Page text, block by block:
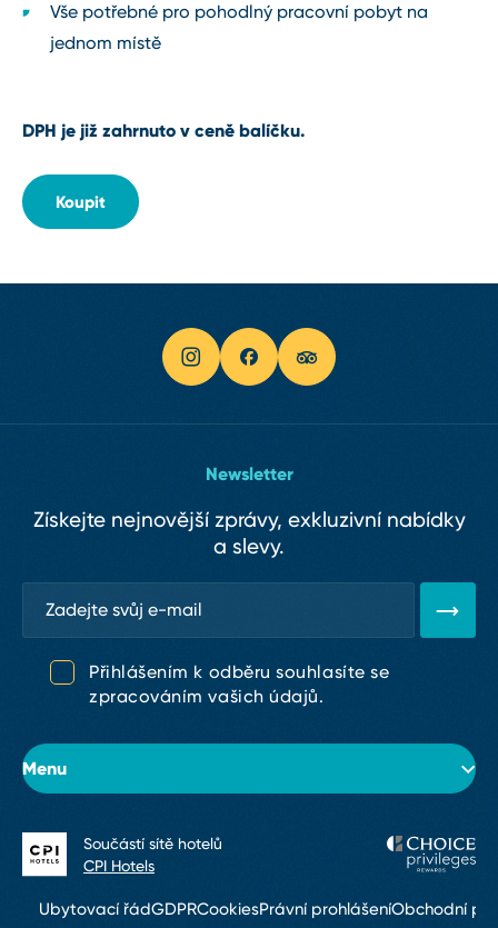
Vše potřebné pro pohodlný pracovní pobyt na
jednom místě
DPH je již zahrnuto v ceně balíčku.
Koupit
Menu
O hotelu
Pokoje
Newsletter
Získejte nejnovější zprávy, exkluzivní nabídky
a slevy.
Přihlášením k odběru souhlasíte se
zpracováním vašich údajů.
Ubytovací řádGDPRCookiesPrávní prohlášeníObchodní
Součástí sítě hotelů
CPI Hotels